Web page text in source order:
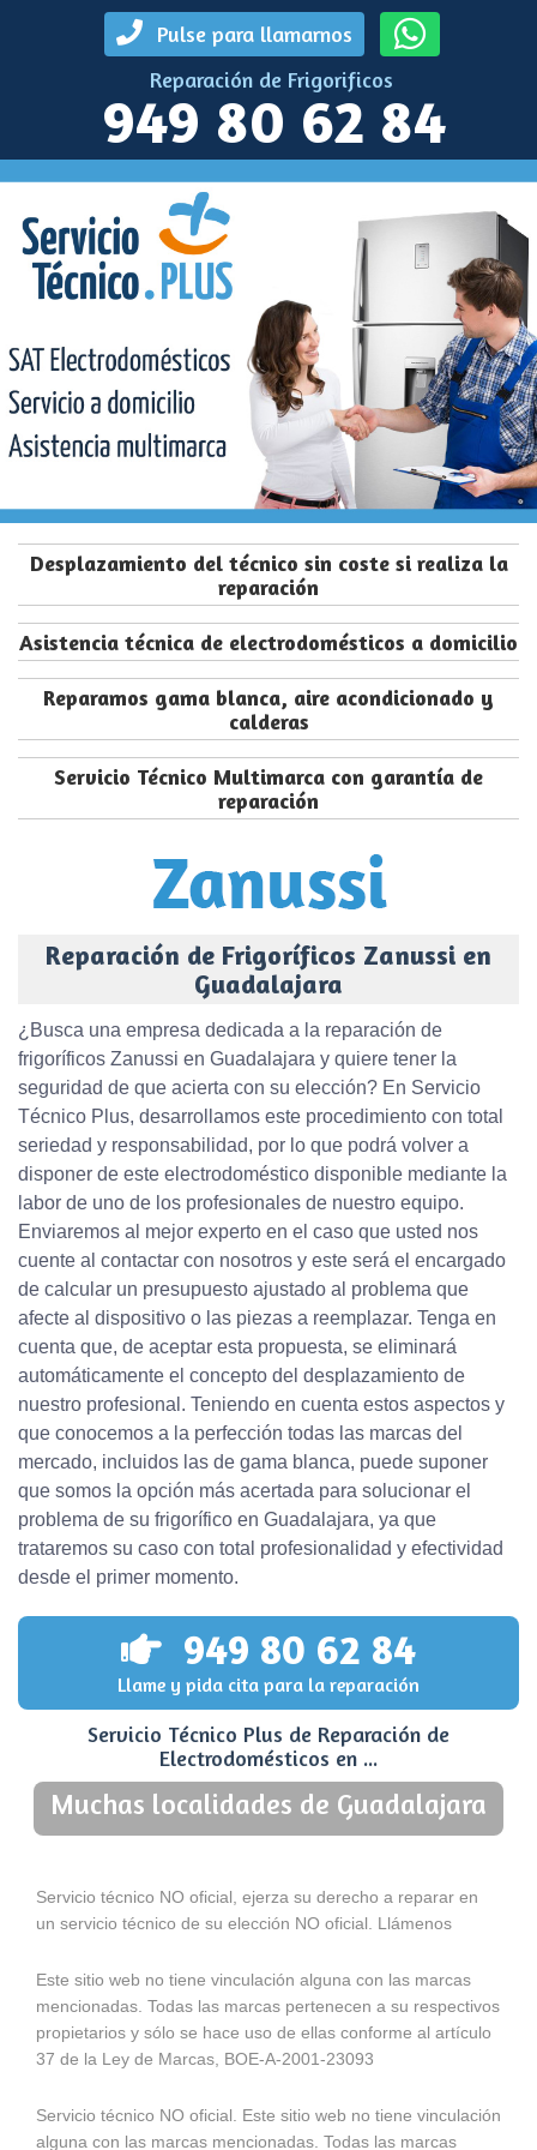
Pulse para llamarnos
Reparación de Frigorificos
949 80 62 84
Desplazamiento del técnico sin coste si realiza la
reparación
Asistencia técnica de electrodomésticos a domicilio
Reparamos gama blanca, aire acondicionado y
calderas
Servicio Técnico Multimarca con garantía de
reparación
Reparación de Frigoríficos Zanussi en
Guadalajara
¿Busca una empresa dedicada a la reparación de
frigoríficos Zanussi en Guadalajara y quiere tener la
seguridad de que acierta con su elección? En Servicio
Técnico Plus, desarrollamos este procedimiento con total
seriedad y responsabilidad, por lo que podrá volver a
disponer de este electrodoméstico disponible mediante la
labor de uno de los profesionales de nuestro equipo.
Enviaremos al mejor experto en el caso que usted nos
cuente al contactar con nosotros y este será el encargado
de calcular un presupuesto ajustado al problema que
afecte al dispositivo o las piezas a reemplazar. Tenga en
cuenta que, de aceptar esta propuesta, se eliminará
automáticamente el concepto del desplazamiento de
nuestro profesional. Teniendo en cuenta estos aspectos y
que conocemos a la perfección todas las marcas del
mercado, incluidos las de gama blanca, puede suponer
que somos la opción más acertada para solucionar el
problema de su frigorífico en Guadalajara, ya que
trataremos su caso con total profesionalidad y efectividad
desde el primer momento.
949 80 62 84
Llame y pida cita para la reparación
Servicio Técnico Plus de Reparación de
Electrodomésticos en ...
Muchas localidades de Guadalajara
Servicio técnico NO oficial, ejerza su derecho a reparar en
un servicio técnico de su elección NO oficial. Llámenos
Este sitio web no tiene vinculación alguna con las marcas
mencionadas. Todas las marcas pertenecen a su respectivos
propietarios y sólo se hace uso de ellas conforme al artículo
37 de la Ley de Marcas, BOE-A-2001-23093
Servicio técnico NO oficial. Este sitio web no tiene vinculación
alguna con las marcas mencionadas. Todas las marcas